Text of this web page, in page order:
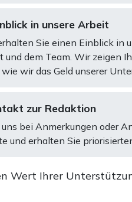
in unsere Arbeit
Sie einen Einblick in
und dem Team. Wir zeigen
wir das Geld unserer
zur Redaktion
bei Anmerkungen oder
und erhalten Sie
Wert Ihrer